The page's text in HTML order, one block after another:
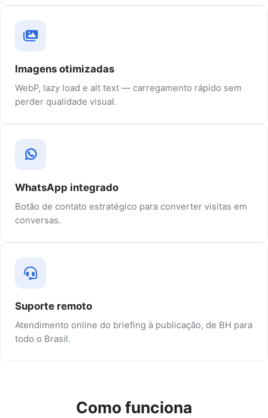
Imagens otimizadas
WebP, lazy load e alt text — carregamento rápido sem
perder qualidade visual.
WhatsApp integrado
Botão de contato estratégico para converter visitas em
conversas.
Suporte remoto
Atendimento online do briefing à publicação, de BH para
todo o Brasil.
Como funciona